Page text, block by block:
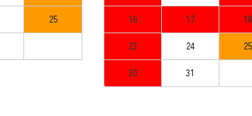
25
16
17 18
23
24 25
30
31